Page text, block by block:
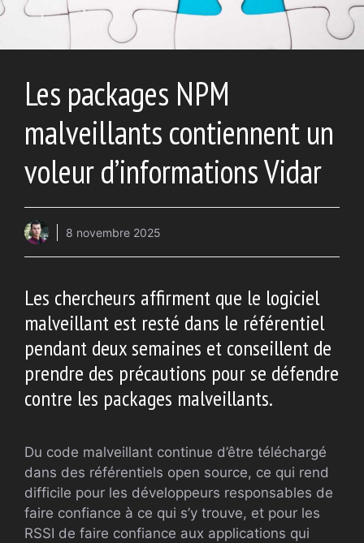
Les packages NPM
malveillants contiennent un
voleur d’informations Vidar
8 novembre 2025
Les chercheurs affirment que le logiciel
malveillant est resté dans le référentiel
pendant deux semaines et conseillent de
prendre des précautions pour se défendre
contre les packages malveillants.
Du code malveillant continue d’être téléchargé
dans des référentiels open source, ce qui rend
difficile pour les développeurs responsables de
faire confiance à ce qui s’y trouve, et pour les
RSSI de faire confiance aux applications qui